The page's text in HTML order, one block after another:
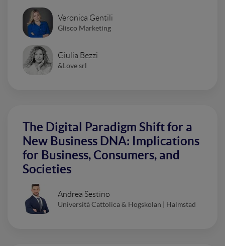
Veronica Gentili
Glisco Marketing
Giulia Bezzi
&Love srl
The Digital Paradigm Shift for a
New Business DNA: Implications
for Business, Consumers, and
Societies
Andrea Sestino
Università Cattolica & Hogskolan | Halmstad